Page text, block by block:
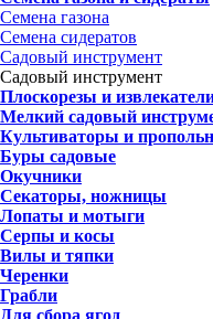
Семена газона
Семена сидератов
Садовый инструмент
Садовый инструмент
Плоскорезы и
Мелкий садовый
Культиваторы и
Буры садовые
Окучники
Секаторы, ножницы
Лопаты и мотыги
Серпы и косы
Вилы и тяпки
Черенки
Грабли
Для сбора ягод